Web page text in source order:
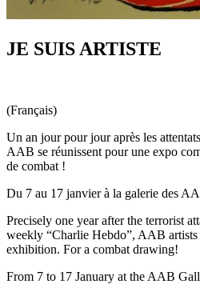
JE SUIS ARTISTE
(Français)
Un an jour pour jour après les
AAB se réunissent pour une expo
de combat !
Du 7 au 17 janvier à la galerie des
Precisely one year after the terrorist
weekly “Charlie Hebdo”, AAB
exhibition. For a combat drawing!
From 7 to 17 January at the AAB